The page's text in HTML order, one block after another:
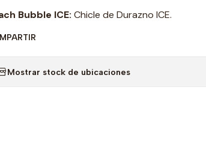
Bubble ICE: Chicle de Durazno ICE.
Mostrar stock de ubicaciones